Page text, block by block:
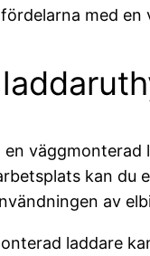
med
kan du
av
laddare